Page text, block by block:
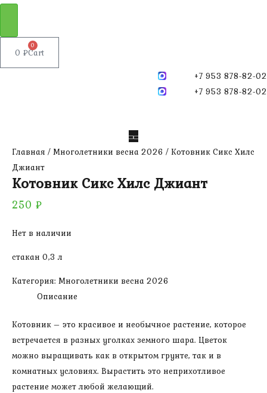
0 ₽
0
Cart
+7 953 878-82-02
+7 953 878-82-02
Главная / Многолетники весна 2026 / Котовник Сикс Хилс
Джиант
Котовник Сикс Хилс Джиант
250 ₽
Нет в наличии
стакан 0,3 л
Категория: Многолетники весна 2026
Описание
Котовник – это красивое и необычное растение, которое
встречается в разных уголках земного шара. Цветок
можно выращивать как в открытом грунте, так и в
комнатных условиях. Вырастить это неприхотливое
растение может любой желающий.